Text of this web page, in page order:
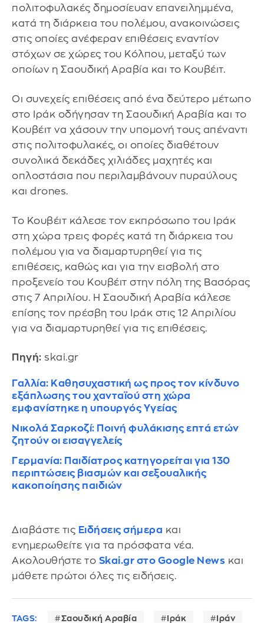
πολιτοφυλακές δημοσίευαν επανειλημμένα,
κατά τη διάρκεια του πολέμου, ανακοινώσεις
στις οποίες ανέφεραν επιθέσεις εναντίον
στόχων σε χώρες του Κόλπου, μεταξύ των
οποίων η Σαουδική Αραβία και το Κουβέιτ.
Οι συνεχείς επιθέσεις από ένα δεύτερο μέτωπο
στο Ιράκ οδήγησαν τη Σαουδική Αραβία και το
Κουβέιτ να χάσουν την υπομονή τους απέναντι
στις πολιτοφυλακές, οι οποίες διαθέτουν
συνολικά δεκάδες χιλιάδες μαχητές και
οπλοστάσια που περιλαμβάνουν πυραύλους
και drones.
Το Κουβέιτ κάλεσε τον εκπρόσωπο του Ιράκ
στη χώρα τρεις φορές κατά τη διάρκεια του
πολέμου για να διαμαρτυρηθεί για τις
επιθέσεις, καθώς και για την εισβολή στο
προξενείο του Κουβέιτ στην πόλη της Βασόρας
στις 7 Απριλίου. Η Σαουδική Αραβία κάλεσε
επίσης τον πρέσβη του Ιράκ στις 12 Απριλίου
για να διαμαρτυρηθεί για τις επιθέσεις.
Πηγή: skai.gr
Γαλλία: Καθησυχαστική ως προς τον κίνδυνο
εξάπλωσης του χανταϊού στη χώρα
εμφανίστηκε η υπουργός Υγείας
Νικολά Σαρκοζί: Ποινή φυλάκισης επτά ετών
ζητούν οι εισαγγελείς
Γερμανία: Παιδίατρος κατηγορείται για 130
περιπτώσεις βιασμών και σεξουαλικής
κακοποίησης παιδιών
Διαβάστε τις Ειδήσεις σήμερα και
ενημερωθείτε για τα πρόσφατα νέα.
Ακολουθήστε το Skai.gr στο Google News και
μάθετε πρώτοι όλες τις ειδήσεις.
TAGS: Σαουδική Αραβία Ιράκ Ιράν